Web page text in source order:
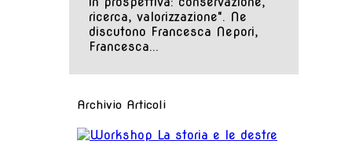
ricerca, valorizzazione". Ne
discutono Francesca Nepori,
Francesca...
Archivio Articoli